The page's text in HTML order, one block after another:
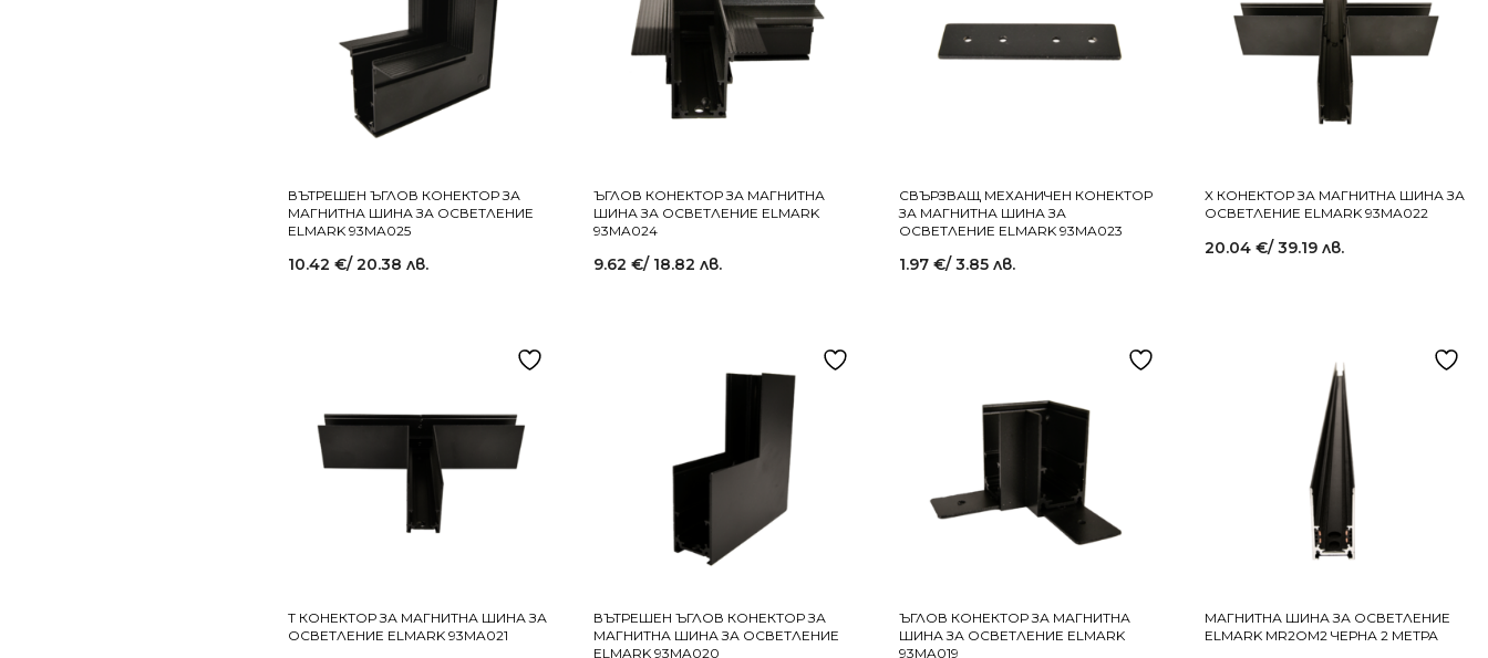
ВЪТРЕШЕН ЪГЛОВ КОНЕКТОР ЗА
МАГНИТНА ШИНА ЗА ОСВЕТЛЕНИЕ
ELMARK 93MA025
10.42 €/ 20.38 лв.
ЪГЛОВ КОНЕКТОР ЗА МАГНИТНА
ШИНА ЗА ОСВЕТЛЕНИЕ ELMARK
93MA024
9.62 €/ 18.82 лв.
СВЪРЗВАЩ МЕХАНИЧЕН КОНЕКТОР
ЗА МАГНИТНА ШИНА ЗА
ОСВЕТЛЕНИЕ ELMARK 93MA023
1.97 €/ 3.85 лв.
X КОНЕКТОР ЗА МАГНИТНА ШИНА ЗА
ОСВЕТЛЕНИЕ ELMARK 93MA022
20.04 €/ 39.19 лв.
Т КОНЕКТОР ЗА МАГНИТНА ШИНА ЗА
ОСВЕТЛЕНИЕ ELMARK 93MA021
ВЪТРЕШЕН ЪГЛОВ КОНЕКТОР ЗА
МАГНИТНА ШИНА ЗА ОСВЕТЛЕНИЕ
ELMARK 93MA020
ЪГЛОВ КОНЕКТОР ЗА МАГНИТНА
ШИНА ЗА ОСВЕТЛЕНИЕ ELMARK
93MA019
MАГНИТНА ШИНА ЗА ОСВЕТЛЕНИЕ
ELMARK MR2OM2 ЧЕРНА 2 МЕТРА